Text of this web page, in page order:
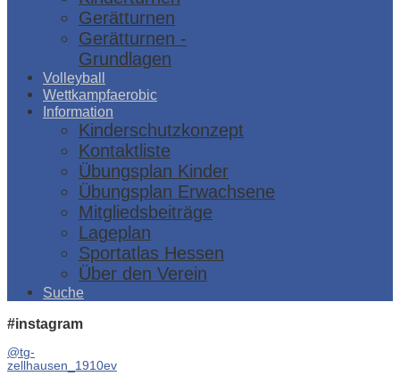
Gerätturnen
Gerätturnen -
Grundlagen
Volleyball
Wettkampfaerobic
Information
Kinderschutzkonzept
Kontaktliste
Übungsplan Kinder
Übungsplan Erwachsene
Mitgliedsbeiträge
Lageplan
Sportatlas Hessen
Über den Verein
Suche
#instagram
@tg-
zellhausen_1910ev